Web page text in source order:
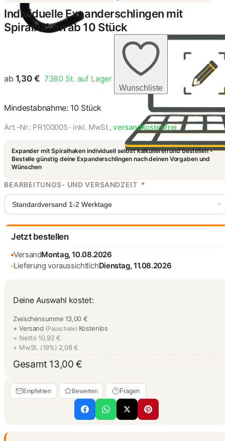
Individuelle Expanderschlingen mit
Spiralhaken ab 10 Stück
ab 1,30€ 7380 St. auf Lager
Wunschliste
Mindestabnahme: 10 Stück
Art.-Nr.: PR100005 · inkl. MwSt.,versandkostenfrei
Expander mit Spiralhaken individuell selbst kalkulieren und bestellen -
Bestelle günstig deine Expanderschlingen nach deinen Vorgaben und
Wünschen
BEARBEITUNGS- UND VERSANDZEIT *
Standardversand 1-2 Werktage
Jetzt bestellen
VersandMontag, 10.08.2026
Lieferung voraussichtlichDienstag, 11.08.2026
Deine Auswahl kostet:
Zwischensumme 13,00 €
+ Versand (Pauschale) Kostenlos
= Netto 10,92 €
+ MwSt. (19%) 2,08 €
Gesamt 13,00 €
Empfehlen Bewerten Fragen